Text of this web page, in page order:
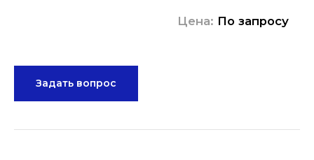
Цена: По запросу
Задать вопрос